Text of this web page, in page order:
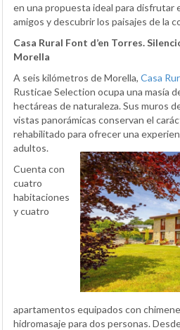
en una propuesta ideal para disfrutar
amigos y descubrir los paisajes de la
Casa Rural Font d’en Torres.
Morella
A seis kilómetros de Morella, Casa
Rusticae Selection ocupa una masía
hectáreas de naturaleza. Sus muros
vistas panorámicas conservan el
rehabilitado para ofrecer una
adultos.
Cuenta con
cuatro
habitaciones
y cuatro
apartamentos equipados con
hidromasaje para dos personas.